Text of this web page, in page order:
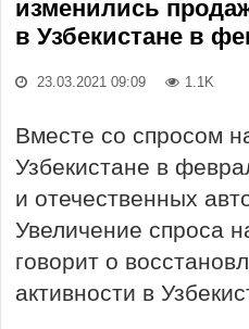
изменились
в Узбекистане в
23.03.2021 09:09 1.1K
Вместе со спросом
Узбекистане в
и отечественных
Увеличение спроса
говорит о
активности в